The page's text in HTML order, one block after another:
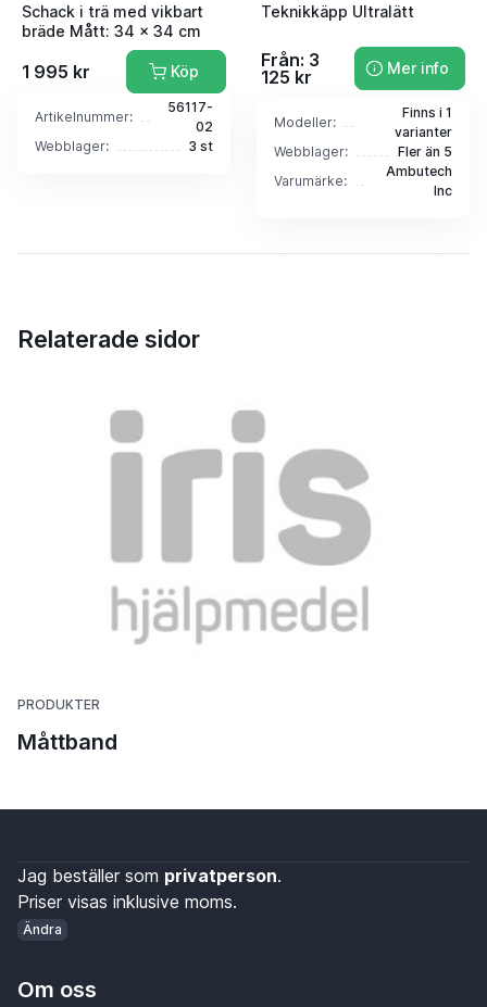
Schack i trä med vikbart
bräde Mått: 34 x 34 cm
1 995 kr Köp
Artikelnummer:
56117-
02
Webblager:
3 st
Teknikkäpp Ultralätt
Från: 3
125 kr
Mer info
Modeller:
Finns i 1
varianter
Webblager:
Fler än 5
Varumärke:
Ambutech
Inc
Relaterade sidor
PRODUKTER
Måttband
Jag beställer som privatperson.
Priser visas inklusive moms.
Ändra
Om oss